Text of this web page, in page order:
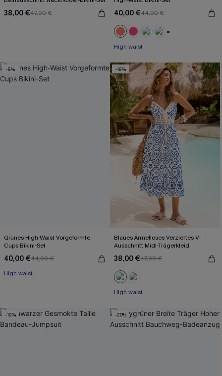
38,00 €47,00 € 40,00 €44,00 €
High waist
-9%
Grünes High-Waist Vorgeformte
Cups Bikini-Set
40,00 €44,00 €
High waist
-19%
Blaues Ärmelloses Verziertes V-
Ausschnitt Midi-Trägerkleid
38,00 €47,00 €
High waist
-19% -20%